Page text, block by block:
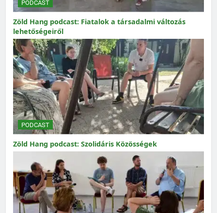
PODCAST
Zöld Hang podcast: Fiatalok a társadalmi változás
lehetőségeiről
PODCAST
Zöld Hang podcast: Szolidáris Közösségek